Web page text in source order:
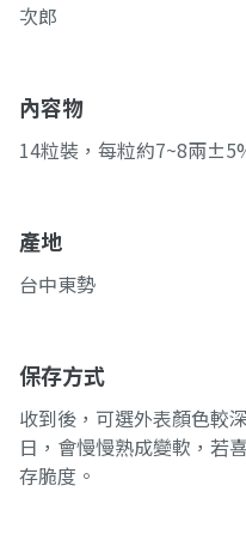
次郎
內容物
14粒裝，每粒約7~8兩
產地
台中東勢
保存方式
收到後，可選外表顏色較
日，會慢慢熟成變軟，若
存脆度。